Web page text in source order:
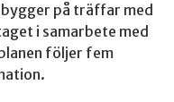
på träffar med
i samarbete med
följer fem